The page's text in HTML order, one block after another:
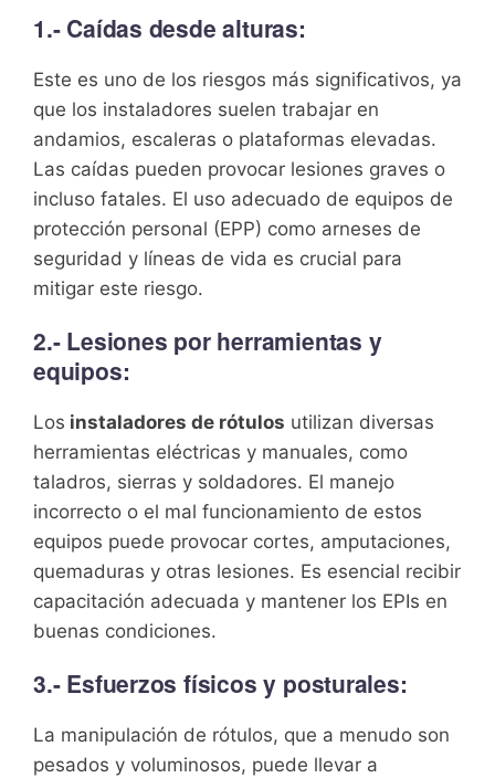
1.- Caídas desde alturas:
Este es uno de los riesgos más significativos, ya
que los instaladores suelen trabajar en
andamios, escaleras o plataformas elevadas.
Las caídas pueden provocar lesiones graves o
incluso fatales. El uso adecuado de equipos de
protección personal (EPP) como arneses de
seguridad y líneas de vida es crucial para
mitigar este riesgo.
2.- Lesiones por herramientas y
equipos:
Los instaladores de rótulos utilizan diversas
herramientas eléctricas y manuales, como
taladros, sierras y soldadores. El manejo
incorrecto o el mal funcionamiento de estos
equipos puede provocar cortes, amputaciones,
quemaduras y otras lesiones. Es esencial recibir
capacitación adecuada y mantener los EPIs en
buenas condiciones.
3.- Esfuerzos físicos y posturales:
La manipulación de rótulos, que a menudo son
pesados y voluminosos, puede llevar a